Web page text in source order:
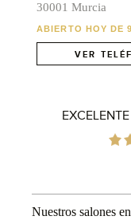
x2
30001 Murcia
ABIERTO HOY DE
VER
Nuestros salones